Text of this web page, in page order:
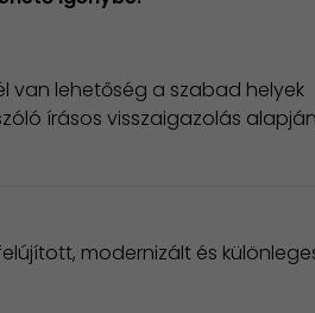
van lehetőség a szabad helyek
írásos visszaigazolás alapján
modernizált és